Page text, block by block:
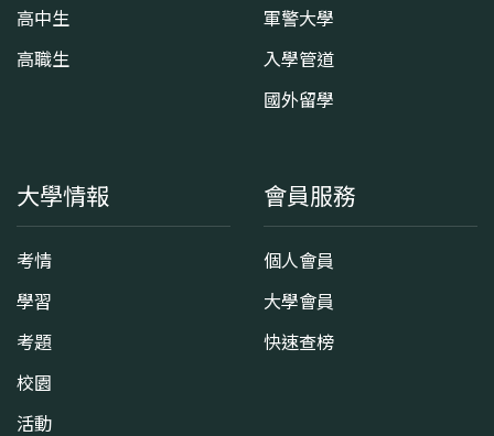
高中生
高職生
軍警大學
入學管道
國外留學
大學情報
考情
學習
考題
校園
活動
會員服務
個人會員
大學會員
快速查榜